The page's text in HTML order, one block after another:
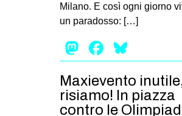
Milano. E così ogni giorno
un paradosso: […]
Mastodon
Facebook
Maxievento
risiamo! In piazza
contro le